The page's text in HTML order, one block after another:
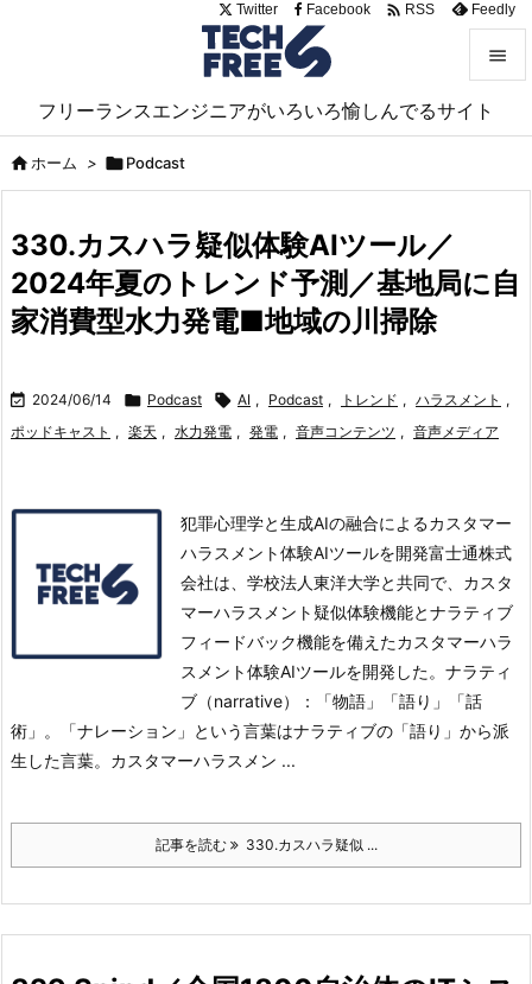
フリーランスエンジニアがいろいろ愉しんでるサイト


サイド

Twitter Facebook  RSS Feedly
ホーム > Podcast
330.カスハラ疑似体験AIツール／
2024年夏のトレンド予測／基地局に自
家消費型水力発電■地域の川掃除
 2024/06/14  Podcast  AI , Podcast , トレンド , ハラスメント ,
ポッドキャスト , 楽天 , 水力発電 , 発電 , 音声コンテンツ , 音声メディア
犯罪心理学と生成AIの融合によるカスタマー
ハラスメント体験AIツールを開発富士通株式
会社は、学校法人東洋大学と共同で、カスタ
マーハラスメント疑似体験機能とナラティブ
フィードバック機能を備えたカスタマーハラ
スメント体験AIツールを開発した。 ナラティ
ブ（narrative）：「物語」「語り」「話
術」。「ナレーション」という言葉はナラティブの「語り」から派
生した言葉。 カスタマーハラスメン ...
記事を読む 330.カスハラ疑似 ...